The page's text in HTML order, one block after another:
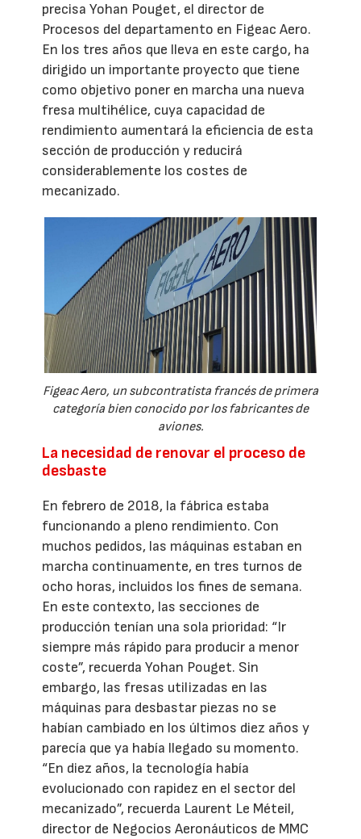
precisa Yohan Pouget, el director de
Procesos del departamento en Figeac Aero.
En los tres años que lleva en este cargo, ha
dirigido un importante proyecto que tiene
como objetivo poner en marcha una nueva
fresa multihélice, cuya capacidad de
rendimiento aumentará la eficiencia de esta
sección de producción y reducirá
considerablemente los costes de
mecanizado.
Figeac Aero, un subcontratista francés de primera
categoría bien conocido por los fabricantes de
aviones.
La necesidad de renovar el proceso de
desbaste
En febrero de 2018, la fábrica estaba
funcionando a pleno rendimiento. Con
muchos pedidos, las máquinas estaban en
marcha continuamente, en tres turnos de
ocho horas, incluidos los fines de semana.
En este contexto, las secciones de
producción tenían una sola prioridad: “Ir
siempre más rápido para producir a menor
coste”, recuerda Yohan Pouget. Sin
embargo, las fresas utilizadas en las
máquinas para desbastar piezas no se
habían cambiado en los últimos diez años y
parecía que ya había llegado su momento.
“En diez años, la tecnología había
evolucionado con rapidez en el sector del
mecanizado”, recuerda Laurent Le Méteil,
director de Negocios Aeronáuticos de MMC